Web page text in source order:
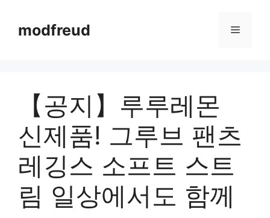
contentmodfreud Menu
【공지】루루레몬
신제품! 그루브 팬츠
레깅스 소프트 스트
림 일상에서도 함께